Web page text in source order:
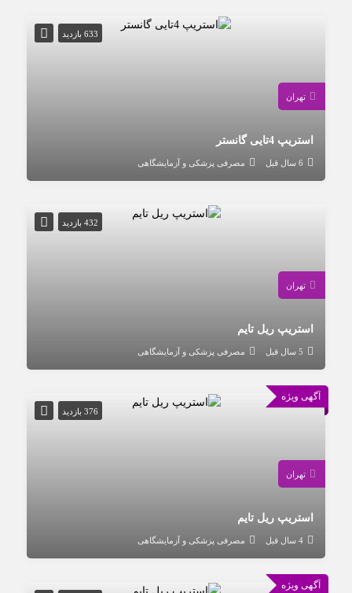
633 بازدید
تهران
استریپ 4تایی گانستر
6 سال قبل مصرفی پزشکی و آزمایشگاهی
432 بازدید
تهران
استریپ ریل تایم
5 سال قبل مصرفی پزشکی و آزمایشگاهی
آگهی ویژه
376 بازدید
تهران
استریپ ریل تایم
4 سال قبل مصرفی پزشکی و آزمایشگاهی
آگهی ویژه